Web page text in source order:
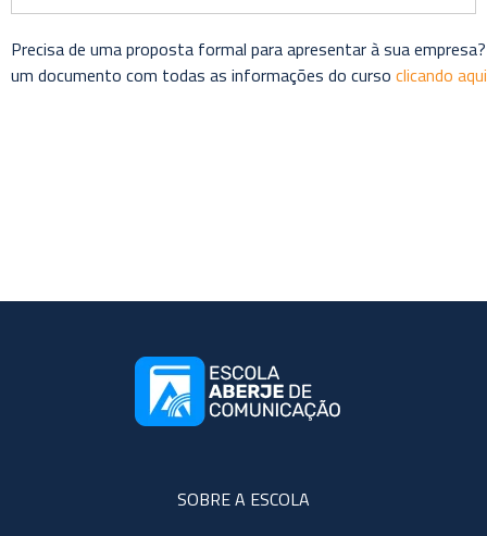
Precisa de uma proposta formal para apresentar à sua
um documento com todas as informações do curso clicando
SOBRE A ESCOLA